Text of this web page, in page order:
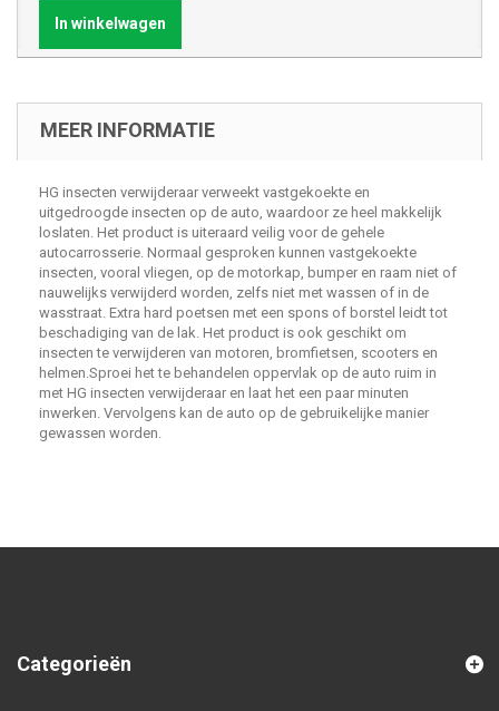
In winkelwagen
MEER INFORMATIE
HG insecten verwijderaar verweekt vastgekoekte en
uitgedroogde insecten op de auto, waardoor ze heel makkelijk
loslaten. Het product is uiteraard veilig voor de gehele
autocarrosserie. Normaal gesproken kunnen vastgekoekte
insecten, vooral vliegen, op de motorkap, bumper en raam niet of
nauwelijks verwijderd worden, zelfs niet met wassen of in de
wasstraat. Extra hard poetsen met een spons of borstel leidt tot
beschadiging van de lak. Het product is ook geschikt om
insecten te verwijderen van motoren, bromfietsen, scooters en
helmen.Sproei het te behandelen oppervlak op de auto ruim in
met HG insecten verwijderaar en laat het een paar minuten
inwerken. Vervolgens kan de auto op de gebruikelijke manier
gewassen worden.
Categorieën